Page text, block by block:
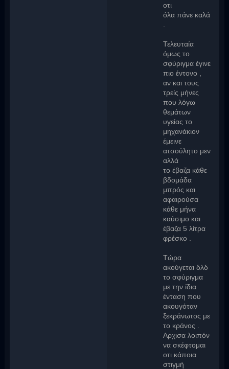
οτι
όλα πάνε καλά
Τελευταία
όμως το
σφύριγμα έγινε
πιο έντονο ,
αν και τους
τρείς μήνες
που λόγω
θεμάτων
υγείας το
μηχανάκιον
έμεινε
ατσούλητο μεν
αλλά
το έβαζα κάθε
βδομάδα
μπρός και
αφαιρούσα
κάθε μήνα
καύσιμο και
έβαζα 5 λίτρα
φρέσκο .
Τώρα
ακούγεται δλδ
το σφύριγμα
με την ίδια
ένταση που
ακουγόταν
ξεκράνωτος με
το κράνος .
Αρχισα λοιπόν
να σκέφτομαι
οτι κάποια
στιγμή